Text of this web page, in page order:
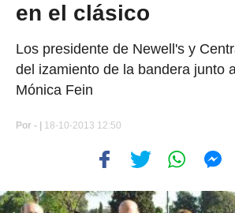
en el clásico
Los presidente de Newell's y
del izamiento de la bandera junto
Mónica Fein
Por - | 18-10-2013 12:50